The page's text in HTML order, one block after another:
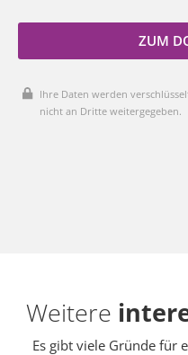
ZUM
Ihre Daten werden
nicht an Dritte weitergegeben.
Weitere
Es gibt viele Gründe für